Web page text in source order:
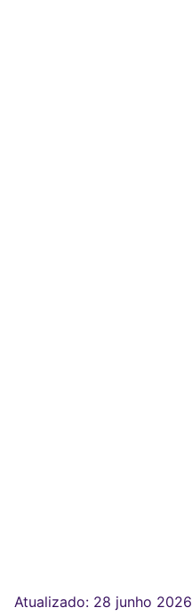
Atualizado: 28 junho 2026